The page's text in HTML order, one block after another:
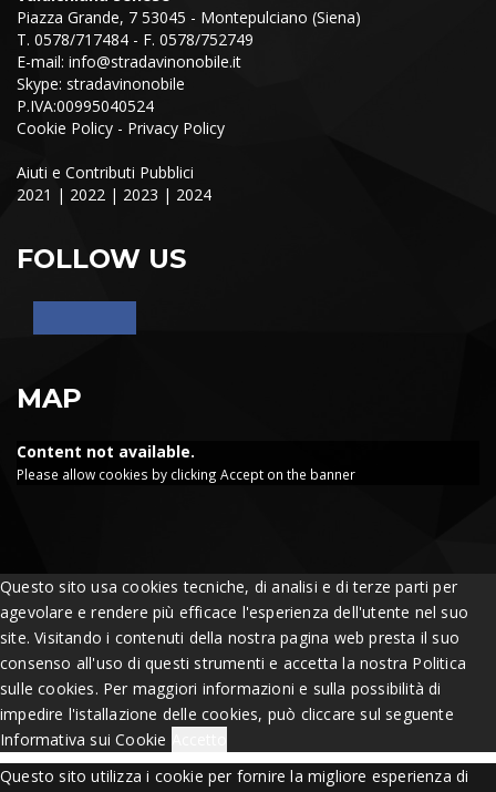
Piazza Grande, 7 53045 - Montepulciano (Siena)
T. 0578/717484 - F. 0578/752749
E-mail: info@stradavinonobile.it
Skype: stradavinonobile
P.IVA:00995040524
Cookie Policy - Privacy Policy
Aiuti e Contributi Pubblici
2021 | 2022 | 2023 | 2024
FOLLOW US
MAP
Content not available.
Please allow cookies by clicking Accept on the banner
Questo sito usa cookies tecniche, di analisi e di terze parti per
agevolare e rendere più efficace l'esperienza dell'utente nel suo
site. Visitando i contenuti della nostra pagina web presta il suo
consenso all'uso di questi strumenti e accetta la nostra Politica
sulle cookies. Per maggiori informazioni e sulla possibilità di
impedire l'istallazione delle cookies, può cliccare sul seguente
Informativa sui Cookie
Questo sito utilizza i cookie per fornire la migliore esperienza di